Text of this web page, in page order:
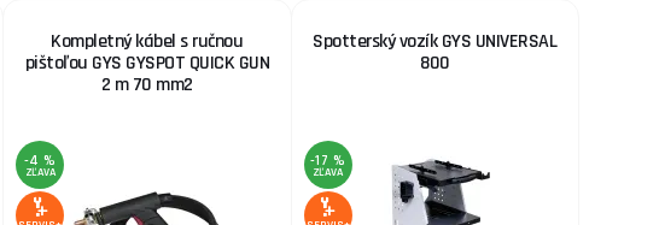
Kompletný kábel s ručnou
pištoľou GYS GYSPOT QUICK GUN
2 m 70 mm2
-4 %
ZĽAVA
Spotterský vozík GYS UNIVERSAL
800
-17 %
ZĽAVA